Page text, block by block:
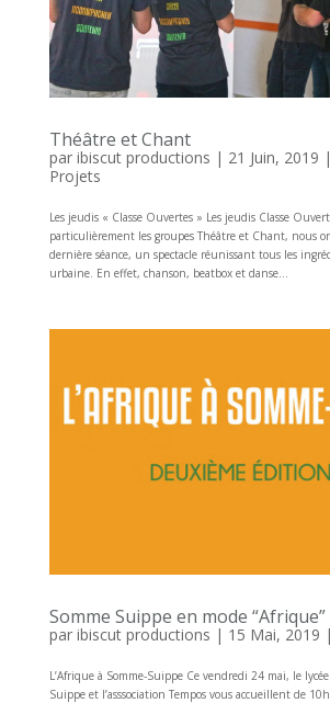
Théâtre et Chant
par ibiscut productions | 21 Juin, 2019 |
Projets
Les jeudis « Classe Ouvertes » Les jeudis Classe
particulièrement les groupes Théâtre et Chant, nous
dernière séance, un spectacle réunissant tous les
urbaine. En effet, chanson, beatbox et danse...
Somme Suippe en mode “Afrique”
par ibiscut productions | 15 Mai, 2019 |
L’Afrique à Somme-Suippe Ce vendredi 24 mai, le
Suippe et l’asssociation Tempos vous accueillent de